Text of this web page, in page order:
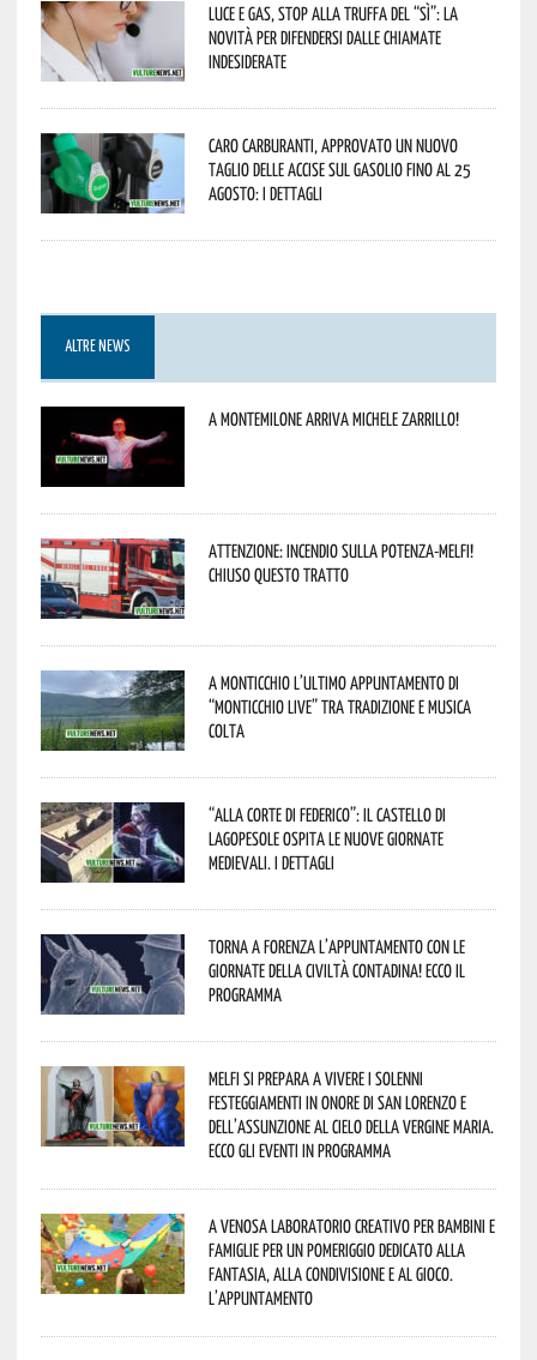
Luce e gas, stop alla truffa del “Sì”: la
novità per difendersi dalle chiamate
indesiderate
Caro carburanti, approvato un nuovo
taglio delle accise sul gasolio fino al 25
agosto: i dettagli
ALTRE NEWS
A Montemilone arriva Michele Zarrillo!
Attenzione: incendio sulla Potenza-Melfi!
Chiuso questo tratto
A Monticchio l’ultimo appuntamento di
“Monticchio Live” tra tradizione e musica
colta
“Alla corte di Federico”: il Castello di
Lagopesole ospita le nuove Giornate
Medievali. I dettagli
Torna a Forenza l’appuntamento con le
Giornate della Civiltà Contadina! Ecco il
programma
Melfi si prepara a vivere i solenni
festeggiamenti in onore di San Lorenzo e
dell’assunzione al cielo della Vergine Maria.
Ecco gli eventi in programma
A Venosa laboratorio creativo per bambini e
famiglie per un pomeriggio dedicato alla
fantasia, alla condivisione e al gioco.
L’appuntamento